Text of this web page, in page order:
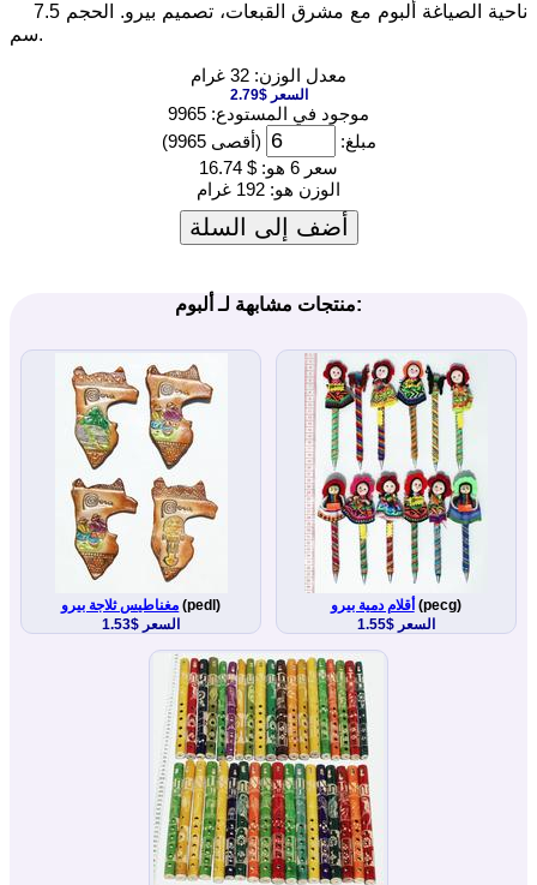
ناحية الصياغة ألبوم مع مشرق القبعات، تصميم بيرو. الحجم 7.5
سم.
معدل الوزن: 32 غرام
السعر $2.79
موجود في المستودع: 9965
مبلغ:
(أقصى 9965)
سعر 6 هو:
$ 16.74
الوزن هو: 192 غرام
أضف إلى السلة
منتجات مشابهة لـ ألبوم:
مغناطيس ثلاجة بيرو (pedl)
السعر $1.53
أقلام دمية بيرو (pecg)
السعر $1.55